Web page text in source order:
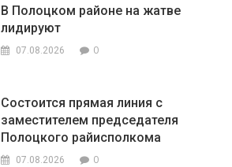
В Полоцком районе на жатве
лидируют
07.08.2026 0
Состоится прямая линия с
заместителем председателя
Полоцкого райисполкома
07.08.2026 0